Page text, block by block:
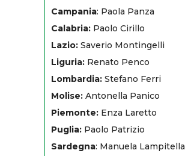
Campania: Paola Panza
Calabria: Paolo Cirillo
Lazio: Saverio Montingelli
Liguria: Renato Penco
Lombardia: Stefano Ferri
Molise: Antonella Panico
Piemonte: Enza Laretto
Puglia: Paolo Patrizio
Sardegna: Manuela Lampitella